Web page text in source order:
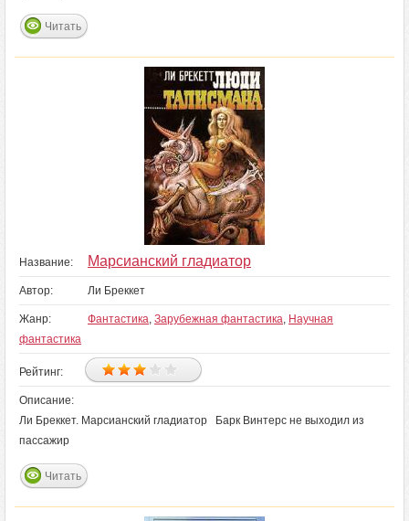
Читать
Название: Марсианский гладиатор
Автор: Ли Бреккет
Жанр: Фантастика, Зарубежная фантастика, Научная
фантастика
Рейтинг:
Описание:
Ли Бреккет. Марсианский гладиатор Барк Винтерс не выходил из
пассажир
Читать